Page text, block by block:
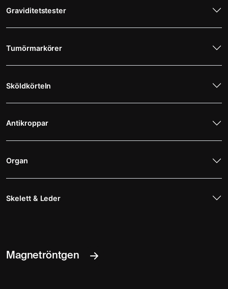
Graviditetstester
Tumörmarkörer
Sköldkörteln
Antikroppar
Organ
Skelett & Leder
Magnetröntgen